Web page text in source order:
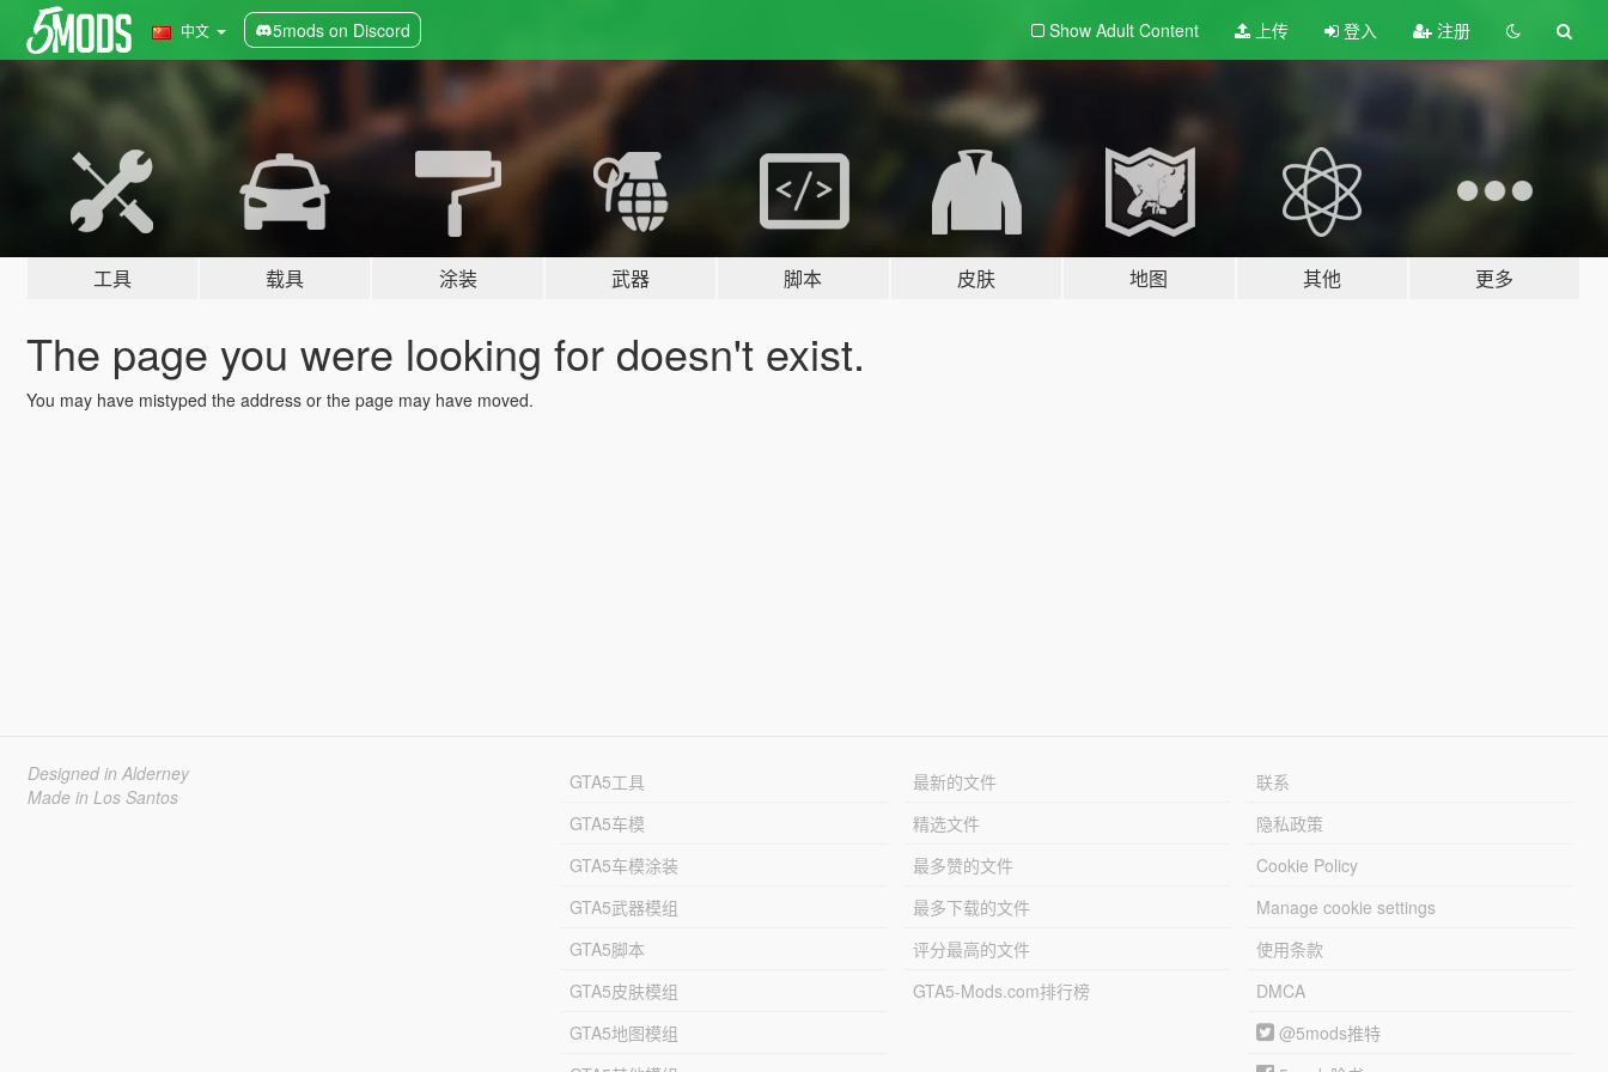
中文 5mods on Discord Show Adult Content 上传 登入 注册
工具 载具 涂装 武器 脚本 皮肤 地图 其他 更多
The page you were looking for doesn't exist.
You may have mistyped the address or the page may have moved.
Designed in Alderney
Made in Los Santos
GTA5工具
GTA5车模
GTA5车模涂装
GTA5武器模组
GTA5脚本
GTA5皮肤模组
GTA5地图模组
最新的文件
精选文件
最多赞的文件
最多下载的文件
评分最高的文件
GTA5-Mods.com排行榜
联系
隐私政策
Cookie Policy
Manage cookie settings
使用条款
DMCA
@5mods推特